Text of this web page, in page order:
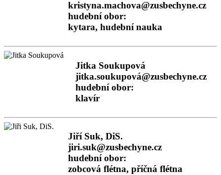
kristyna.machova@zusbechyne.cz
hudební obor:
kytara, hudební nauka
Jitka Soukupová
jitka.soukupová@zusbechyne.cz
hudební obor:
klavír
Jiří Suk, DiS.
jiri.suk@zusbechyne.cz
hudební obor:
zobcová flétna, příčná flétna